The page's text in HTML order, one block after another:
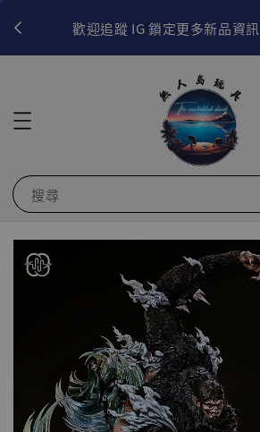
歡迎追蹤 IG 鎖定更多新品資訊
搜尋